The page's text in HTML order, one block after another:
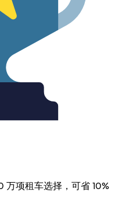
万项租车选择，可省 10%